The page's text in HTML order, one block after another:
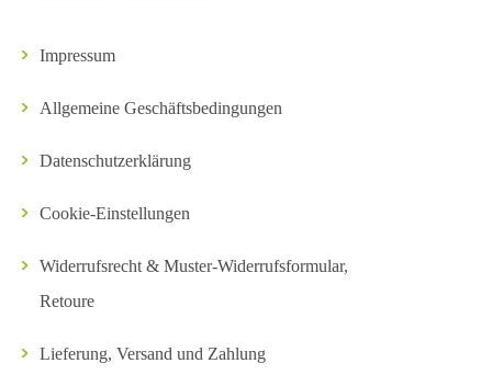
Impressum
Allgemeine Geschäftsbedingungen
Datenschutzerklärung
Cookie-Einstellungen
Widerrufsrecht & Muster-Widerrufsformular,
Retoure
Lieferung, Versand und Zahlung